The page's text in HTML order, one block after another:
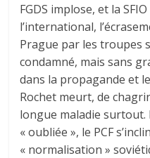
FGDS implose, et la
l’international,
Prague par les troupes
condamné, mais sans
dans la propagande et
Rochet meurt, de
longue maladie surtout.
« oubliée », le PCF
« normalisation »